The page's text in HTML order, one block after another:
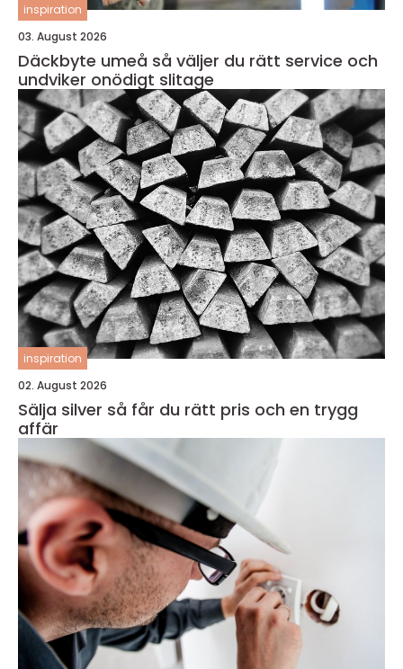
inspiration
03. August 2026
Däckbyte umeå så väljer du rätt service och
undviker onödigt slitage
inspiration
02. August 2026
Sälja silver så får du rätt pris och en trygg
affär